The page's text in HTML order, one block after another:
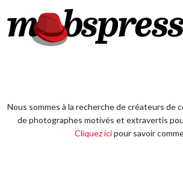
Nous sommes à la recherche de créateurs de
de photographes motivés et extravertis
Cliquez icipour savoir